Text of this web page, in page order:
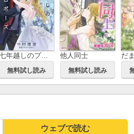
七年越しのプロポーズ
無料試し読み
他人同士
無料試し読み
ウェブで読む